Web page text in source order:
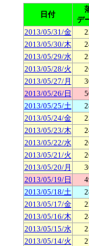
日付
デ
2013/05/31/金
2013/05/30/木
2013/05/29/水
2013/05/28/火
2013/05/27/月
2013/05/26/日
2013/05/25/土
2013/05/24/金
2013/05/23/木
2013/05/22/水
2013/05/21/火
2013/05/20/月
2013/05/19/日
2013/05/18/土
2013/05/17/金
2013/05/16/木
2013/05/15/水
2013/05/14/火